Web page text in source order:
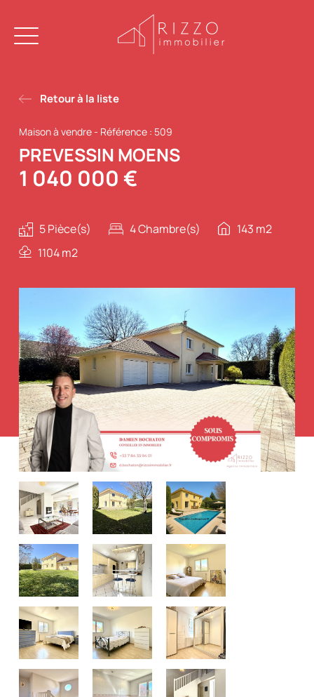
Retour à la liste
Maison à vendre- Référence : 509
PREVESSIN MOENS
1 040 000 €
5 Pièce(s) 4 Chambre(s)
143 m2
1104 m2